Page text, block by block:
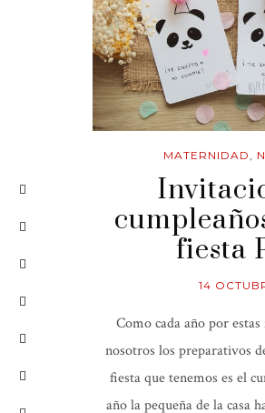
MATERNIDAD,
fiesta
14
Como cada año por
nosotros los preparativos
fiesta que tenemos es el
año la pequeña de la casa